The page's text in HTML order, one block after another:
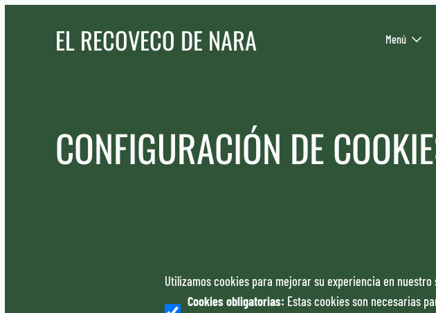
EL RECOVECO DE NARA Menú
CONFIGURACIÓN DE
Utilizamos cookies para mejorar su experiencia en
Cookies obligatorias: Estas cookies son necesarias